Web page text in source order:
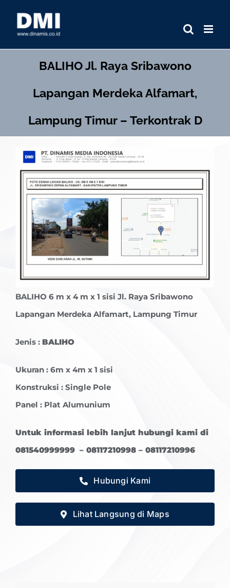
BALIHOJl. Raya Sribawono
Lapangan Merdeka Alfamart,
Lampung Timur – Terkontrak D
BALIHO 6 m x 4 m x 1 sisi Jl. Raya Sribawono
Lapangan Merdeka Alfamart, Lampung Timur
Jenis : BALIHO
Ukuran : 6m x 4m x 1 sisi
Konstruksi : Single Pole
Panel : Plat Alumunium
Untuk informasi lebih lanjut hubungi kami di
081540999999 – 08117210998 – 08117210996
Hubungi Kami
Lihat Langsung di Maps